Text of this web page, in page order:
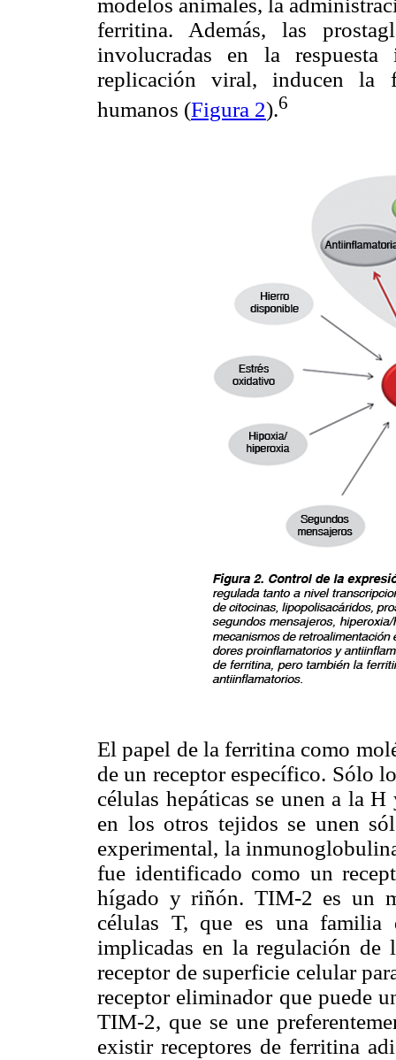
modelos animales, la
ferritina. Además, las
involucradas en la
replicación viral, inducen la
humanos (Figura 2).6
El papel de la ferritina como
de un receptor específico. Sólo
células hepáticas se unen a la
en los otros tejidos se unen
experimental, la
fue identificado como un
hígado y riñón. TIM-2 es un
células T, que es una familia
implicadas en la regulación de
receptor de superficie celular
receptor eliminador que puede
TIM-2, que se une
existir receptores de ferritina